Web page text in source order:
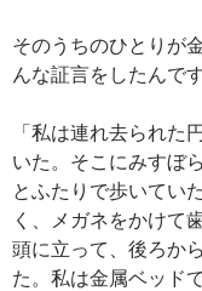
そのうちのひとりが
んな証言をしたんです
「私は連れ去られた
いた。そこにみすぼ
とふたりで歩いてい
く、メガネをかけて
頭に立って、後ろか
た。私は金属ベッド